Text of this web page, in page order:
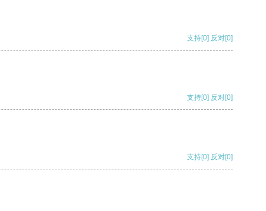
支持[0] 反对[0]
支持[0] 反对[0]
支持[0] 反对[0]